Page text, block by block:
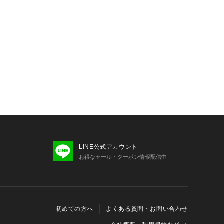
LINE公式アカウント
お得なセール・クーポン情報配信中
初めての方へ よくある質問・お問い合わせ